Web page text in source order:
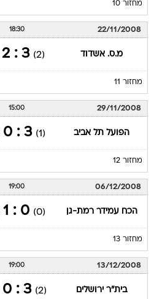
מחזור 10
22/11/2008
18:30
מ.ס. אשדוד (2)
3 : 2
מחזור 11
29/11/2008
15:00
הפועל תל אביב (1)
3 : 0
מחזור 12
06/12/2008
19:00
הכח עמידר רמת-גן (0)
0 : 1
מחזור 13
13/12/2008
19:00
בית"ר ירושלים (2)
3 : 0